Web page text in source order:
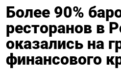
Более 90%
ресторанов в
оказались на
финансового